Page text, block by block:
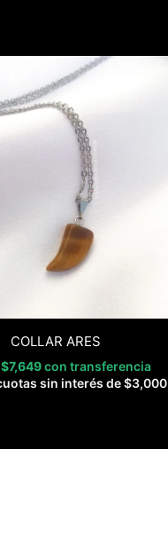
COLLAR ARES
$7,649con transferencia
sin interés de$3,000